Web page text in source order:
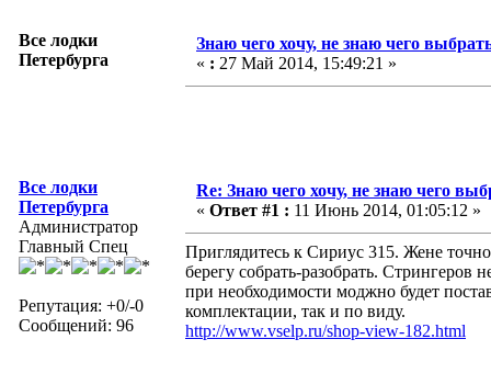
Все лодки
Петербурга
Знаю чего хочу, не знаю чего
« : 27 Май 2014, 15:49:21 »
Все лодки
Петербурга
Администратор
Главный Спец
Репутация: +0/-0
Сообщений: 96
Re: Знаю чего хочу, не знаю чего
« Ответ #1 : 11 Июнь 2014, 01:05:12 »
Приглядитесь к Сириус 315. Жене
берегу собрать-разобрать. Стрингеров
при необходимости моджно будет
комплектации, так и по виду.
http://www.vselp.ru/shop-view-182.html